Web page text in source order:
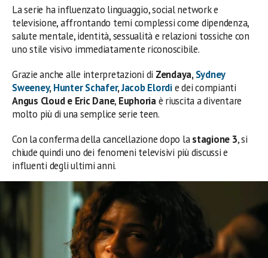
La serie ha influenzato linguaggio, social network e
televisione, affrontando temi complessi come dipendenza,
salute mentale, identità, sessualità e relazioni tossiche con
uno stile visivo immediatamente riconoscibile.
Grazie anche alle interpretazioni di Zendaya,Sydney
Sweeney,Hunter Schafer,Jacob Elordie dei compianti
Angus Cloud e Eric Dane, Euphoriaè riuscita a diventare
molto più di una semplice serie teen.
Con la conferma della cancellazione dopo lastagione 3, si
chiude quindi uno dei fenomeni televisivi più discussi e
influenti degli ultimi anni.